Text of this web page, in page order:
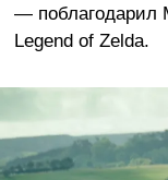
— поблагодарил
Legend of Zelda.